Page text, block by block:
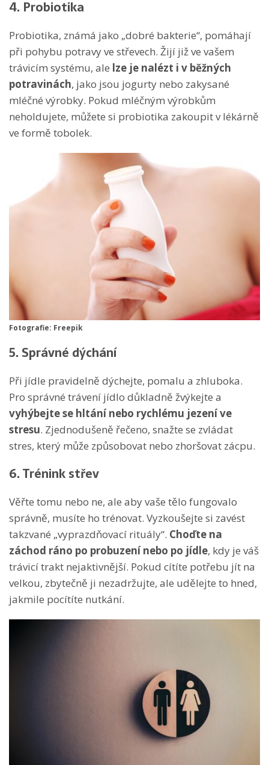
4. Probiotika
Probiotika, známá jako „dobré bakterie“, pomáhají
při pohybu potravy ve střevech. Žijí již ve vašem
trávicím systému, ale lze je nalézt i v běžných
potravinách, jako jsou jogurty nebo zakysané
mléčné výrobky. Pokud mléčným výrobkům
neholdujete, můžete si probiotika zakoupit v lékárně
ve formě tobolek.
Fotografie: Freepik
5. Správné dýchání
Při jídle pravidelně dýchejte, pomalu a zhluboka.
Pro správné trávení jídlo důkladně žvýkejte a
vyhýbejte se hltání nebo rychlému jezení ve
stresu. Zjednodušeně řečeno, snažte se zvládat
stres, který může způsobovat nebo zhoršovat zácpu.
6. Trénink střev
Věřte tomu nebo ne, ale aby vaše tělo fungovalo
správně, musíte ho trénovat. Vyzkoušejte si zavést
takzvané „vyprazdňovací rituály“. Choďte na
záchod ráno po probuzení nebo po jídle, kdy je váš
trávicí trakt nejaktivnější. Pokud cítíte potřebu jít na
velkou, zbytečně ji nezadržujte, ale udělejte to hned,
jakmile pocítíte nutkání.